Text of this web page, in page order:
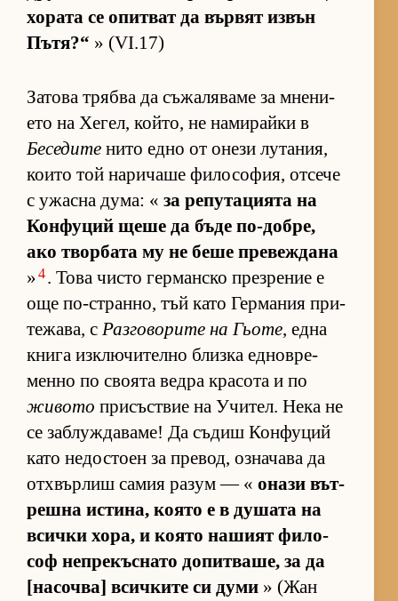
хо­рата се опит­ват да вър­вят из­вън
Пъ­тя?“ » (VI.17)
За­това трябва да съ­жа­ля­ваме за мне­ни­
ето на Хе­гел, кой­то, не на­ми­райки в
Беседите нито едно от онези лу­та­ния,
ко­ито той на­ри­чаше фи­ло­со­фия, от­сече
с ужасна ду­ма: « за ре­пу­та­ци­ята на
Кон­фу­ций щеше да бъде по-доб­ре,
ако твор­бата му не беше пре­веж­дана
»4. Това чисто гер­ман­ско през­ре­ние е
още по-ст­ран­но, тъй като Гер­ма­ния при­
те­жа­ва, с Раз­го­во­рите на Гьоте, една
книга из­к­лю­чи­телно близка ед­нов­ре­
менно по сво­ята ведра кра­сота и по
живото при­със­т­вие на Учи­тел. Нека не
се заб­луж­да­ва­ме! Да съ­диш Кон­фу­ций
като не­дос­тоен за пре­вод, оз­на­чава да
от­х­вър­лиш са­мия ра­зум — « онази вът­
решна ис­ти­на, ко­ято е в ду­шата на
всички хо­ра, и ко­ято на­шият фи­ло­
соф неп­ре­къс­нато до­пит­ва­ше, за да
[на­соч­ва] всич­ките си думи » (Жан